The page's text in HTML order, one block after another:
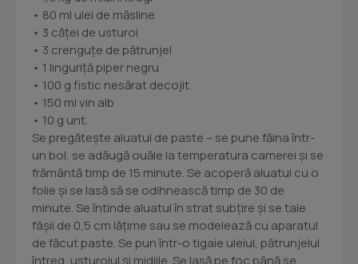
• 80 ml ulei de măsline
• 3 căţei de usturoi
• 3 crenguţe de pătrunjel
• 1 linguriţă piper negru
• 100 g fistic nesărat decojit
• 150 ml vin alb
• 10 g unt.
Se pregăteşte aluatul de paste – se pune făina într-
un bol, se adăugă ouăle la temperatura camerei şi se
frământă timp de 15 minute. Se acoperă aluatul cu o
folie şi se lasă să se odihnească timp de 30 de
minute. Se întinde aluatul în strat subţire şi se taie
fâşii de 0,5 cm lăţime sau se modelează cu aparatul
de făcut paste. Se pun într-o tigaie uleiul, pătrunjelul